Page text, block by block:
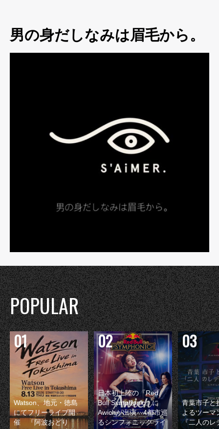
男の身だしなみは眉毛から。
POPULAR
Watson、地元・徳島
にてフリーライブ開
催 『阿波おどり
日本初上陸の『Red
Bull Symphonic』に
Awichが出演 4都市巡
るシンフォニックライ
青葉市子と
よるツーマ
『二人のレ